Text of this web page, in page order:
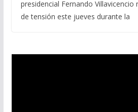
presidencial Fernando
de tensión este jueves durante la